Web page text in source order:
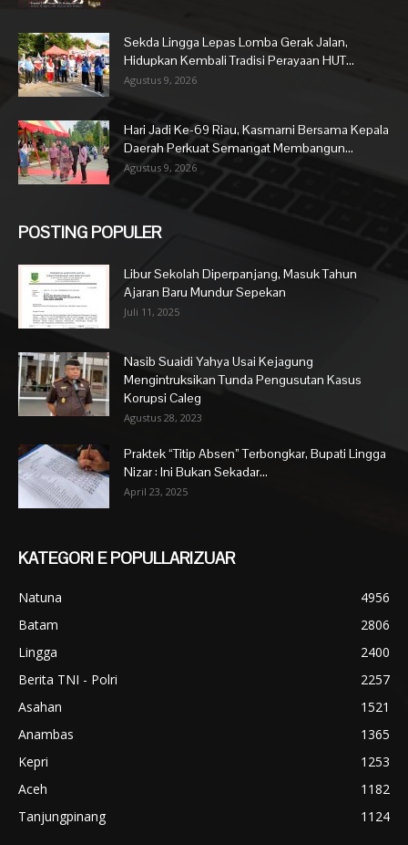
Sekda Lingga Lepas Lomba Gerak Jalan,
Hidupkan Kembali Tradisi Perayaan HUT...
Agustus 9, 2026
Hari Jadi Ke-69 Riau, Kasmarni Bersama Kepala
Daerah Perkuat Semangat Membangun...
Agustus 9, 2026
POSTING POPULER
Libur Sekolah Diperpanjang, Masuk Tahun
Ajaran Baru Mundur Sepekan
Juli 11, 2025
Nasib Suaidi Yahya Usai Kejagung
Mengintruksikan Tunda Pengusutan Kasus
Korupsi Caleg
Agustus 28, 2023
Praktek “Titip Absen” Terbongkar, Bupati Lingga
Nizar : Ini Bukan Sekadar...
April 23, 2025
KATEGORI E POPULLARIZUAR
Natuna
4956
Batam
2806
Lingga
2400
Berita TNI - Polri
2257
Asahan
1521
Anambas
1365
Kepri
1253
Aceh
1182
Tanjungpinang
1124